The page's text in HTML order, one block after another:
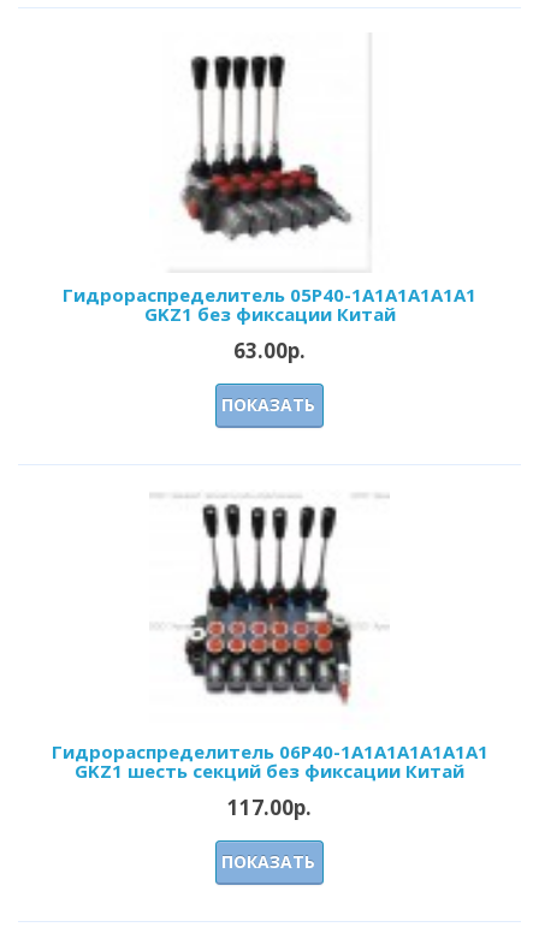
Гидрораспределитель 05Р40-1А1А1A1A1A1
GKZ1 без фиксации Китай
63.00р.
ПОКАЗАТЬ
Гидрораспределитель 06Р40-1А1А1А1A1A1A1
GKZ1 шесть секций без фиксации Китай
117.00р.
ПОКАЗАТЬ